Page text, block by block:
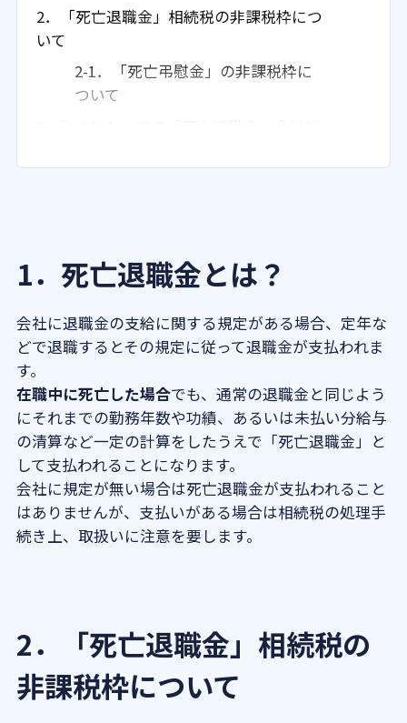
2．「死亡退職金」相続税の非課税枠につ
いて
2-1．「死亡弔慰金」の非課税枠に
ついて
1．死亡退職金とは？
会社に退職金の支給に関する規定がある場合、定年な
どで退職するとその規定に従って退職金が支払われま
す。
在職中に死亡した場合でも、通常の退職金と同じよう
にそれまでの勤務年数や功績、あるいは未払い分給与
の清算など一定の計算をしたうえで「死亡退職金」と
して支払われることになります。
会社に規定が無い場合は死亡退職金が支払われること
はありませんが、支払いがある場合は相続税の処理手
続き上、取扱いに注意を要します。
2．「死亡退職金」相続税の
非課税枠について